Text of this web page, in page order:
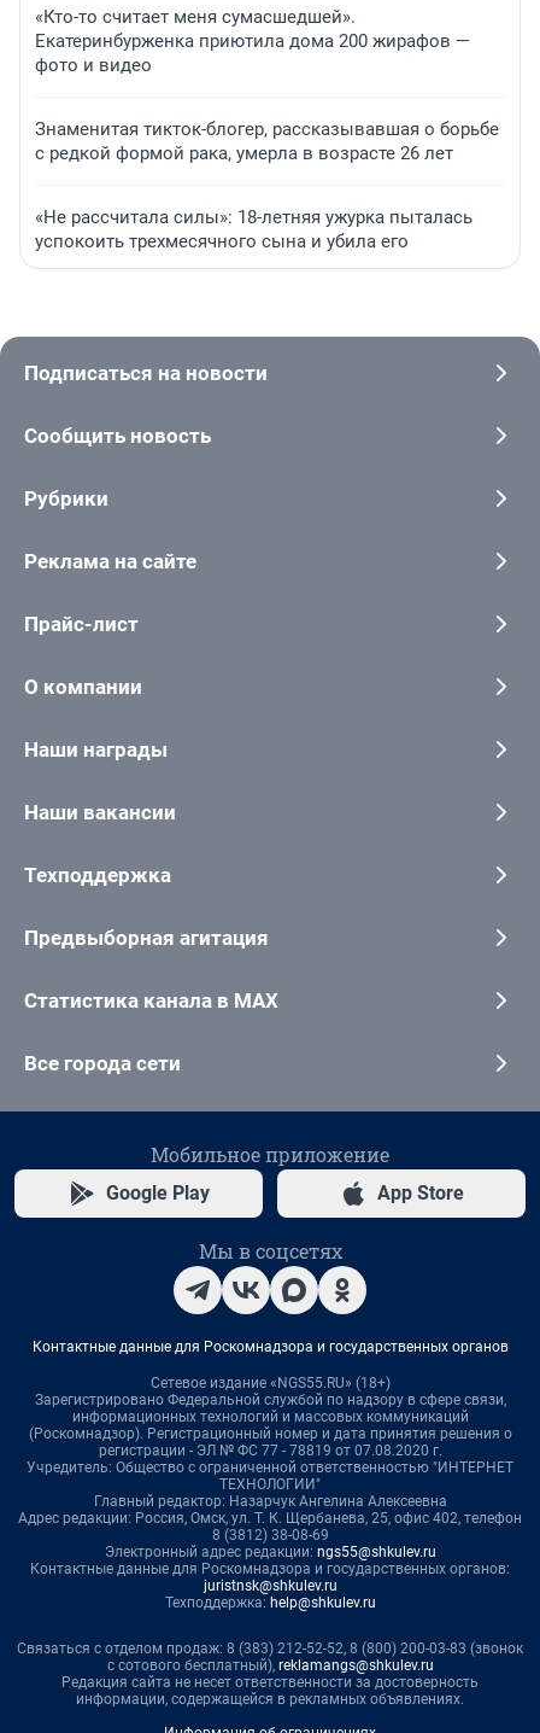
«Кто-то считает меня сумасшедшей».
Екатеринбурженка приютила дома 200 жирафов —
фото и видео
Знаменитая тикток-блогер, рассказывавшая о борьбе
с редкой формой рака, умерла в возрасте 26 лет
«Не рассчитала силы»: 18-летняя ужурка пыталась
успокоить трехмесячного сына и убила его
Подписаться на новости
Сообщить новость
Рубрики
Реклама на сайте
Прайс-лист
О компании
Наши награды
Наши вакансии
Техподдержка
Предвыборная агитация
Статистика канала в MAX
Все города сети
Мобильное приложение
Google Play App Store
Мы в соцсетях
Контактные данные для Роскомнадзора и государственных органов
Сетевое издание «NGS55.RU» (18+)
Зарегистрировано Федеральной службой по надзору в сфере связи,
информационных технологий и массовых коммуникаций
(Роскомнадзор). Регистрационный номер и дата принятия решения о
регистрации - ЭЛ № ФС 77 - 78819 от 07.08.2020 г.
Учредитель: Общество с ограниченной ответственностью "ИНТЕРНЕТ
ТЕХНОЛОГИИ"
Главный редактор: Назарчук Ангелина Алексеевна
Адрес редакции: Россия, Омск, ул. Т. К. Щербанева, 25, офис 402, телефон
8 (3812) 38-08-69
Электронный адрес редакции: ngs55@shkulev.ru
Контактные данные для Роскомнадзора и государственных органов:
juristnsk@shkulev.ru
Техподдержка: help@shkulev.ru
Связаться с отделом продаж: 8 (383) 212-52-52, 8 (800) 200-03-83 (звонок
с сотового бесплатный), reklamangs@shkulev.ru
Редакция сайта не несет ответственности за достоверность
информации, содержащейся в рекламных объявлениях.